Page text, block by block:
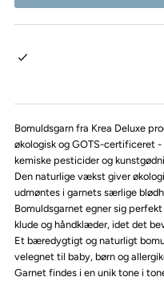
Bomuldsgarn fra Krea Deluxe
økologisk og GOTS-certificeret
kemiske pesticider og
Den naturlige vækst giver
udmøntes i garnets særlige
Bomuldsgarnet egner sig
klude og håndklæder, idet det
Et bæredygtigt og naturligt
velegnet til baby, børn og
Garnet findes i en unik tone i